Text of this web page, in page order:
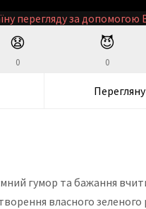
перегляду за допомогою
😧
0
😈
0
гумор та бажання
власного зеленого